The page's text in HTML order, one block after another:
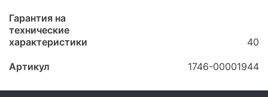
Гарантия на
технические
характеристики
40
Артикул 1746-00001944